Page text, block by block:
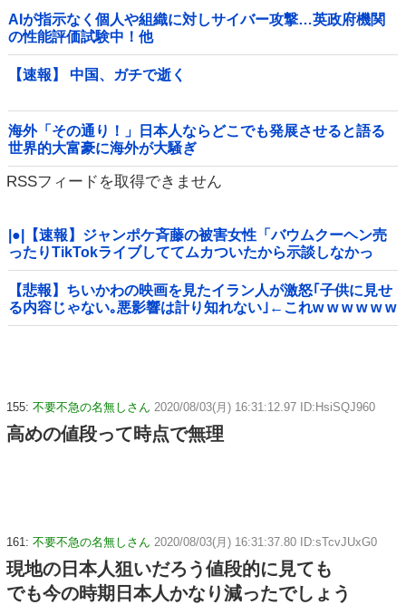
AIが指示なく個人や組織に対しサイバー攻撃…英政府機関
の性能評価試験中！他
【速報】 中国、ガチで逝く
海外「その通り！」日本人ならどこでも発展させると語る
世界的大富豪に海外が大騒ぎ
RSSフィードを取得できません
|●|【速報】ジャンポケ斉藤の被害女性「バウムクーヘン売
ったりTikTokライブしててムカついたから示談しなかっ
た」
【悲報】ちいかわの映画を見たイラン人が激怒｢子供に見せ
る内容じゃない｡悪影響は計り知れない｣←これw w w w w w
w w w
155: 不要不急の名無しさん 2020/08/03(月) 16:31:12.97 ID:HsiSQJ960
高めの値段って時点で無理
161: 不要不急の名無しさん 2020/08/03(月) 16:31:37.80 ID:sTcvJUxG0
現地の日本人狙いだろう値段的に見ても
でも今の時期日本人かなり減ったでしょう